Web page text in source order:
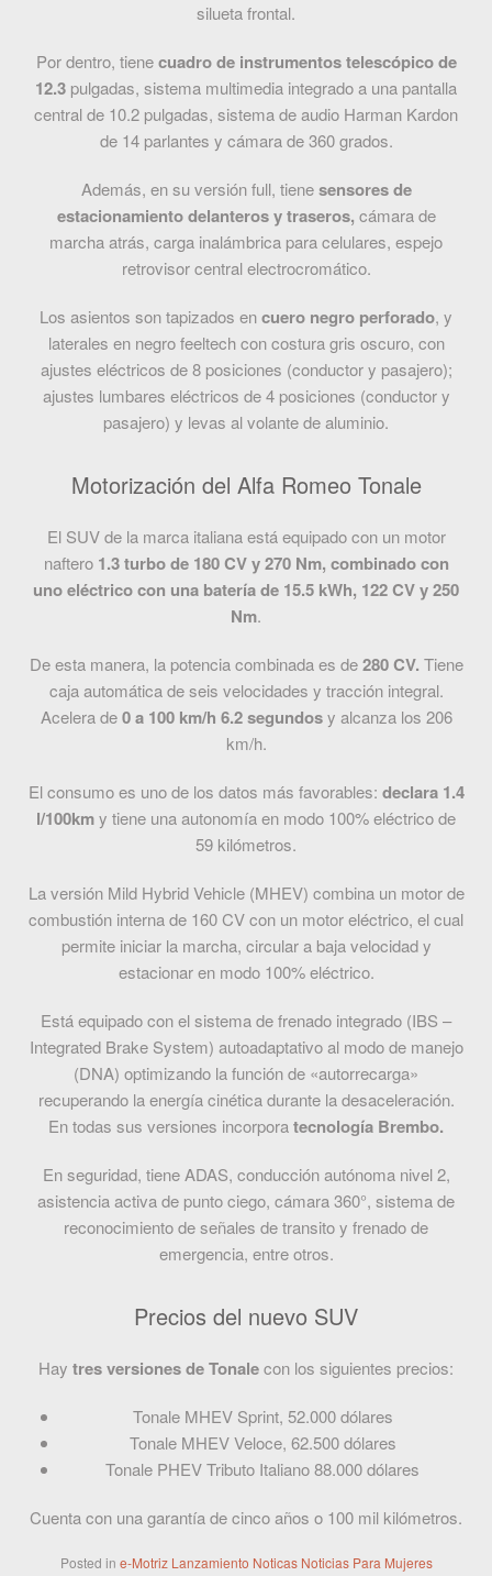
silueta frontal.
Por dentro, tienecuadro de instrumentos telescópico de
12.3 pulgadas, sistema multimedia integrado a una pantalla
central de 10.2 pulgadas, sistema de audio Harman Kardon
de 14 parlantes y cámara de 360 grados.
Además, en su versión full, tienesensores de
estacionamiento delanteros y traseros, cámara de
marcha atrás, carga inalámbrica para celulares, espejo
retrovisor central electrocromático.
Los asientos son tapizados encuero negro perforado, y
laterales en negro feeltech con costura gris oscuro, con
ajustes eléctricos de 8 posiciones (conductor y pasajero);
ajustes lumbares eléctricos de 4 posiciones (conductor y
pasajero) y levas al volante de aluminio.
Motorización del Alfa Romeo Tonale
El SUV de la marca italiana está equipado con un motor
naftero 1.3 turbo de 180 CV y 270 Nm, combinado con
uno eléctrico con una batería de 15.5 kWh, 122 CV y 250
Nm.
De esta manera, la potencia combinada es de280 CV. Tiene
caja automática de seis velocidades y tracción integral.
Acelera de0 a 100 km/h 6.2 segundosy alcanza los 206
km/h.
El consumo es uno de los datos más favorables: declara 1.4
l/100kmy tiene una autonomía en modo 100% eléctrico de
59 kilómetros.
La versión Mild Hybrid Vehicle (MHEV) combina un motor de
combustión interna de 160 CV con un motor eléctrico, el cual
permite iniciar la marcha, circular a baja velocidad y
estacionar en modo 100% eléctrico.
Está equipado con el sistema de frenado integrado (IBS –
Integrated Brake System) autoadaptativo al modo de manejo
(DNA) optimizando la función de «autorrecarga»
recuperando la energía cinética durante la desaceleración.
En todas sus versiones incorporatecnología Brembo.
En seguridad, tiene ADAS, conducción autónoma nivel 2,
asistencia activa de punto ciego, cámara 360°, sistema de
reconocimiento de señales de transito y frenado de
emergencia, entre otros.
Precios del nuevo SUV
Hay tres versiones de Tonalecon los siguientes precios:
Tonale MHEV Sprint, 52.000 dólares
Tonale MHEV Veloce, 62.500 dólares
Tonale PHEV Tributo Italiano 88.000 dólares
Cuenta con una garantía de cinco años o 100 mil kilómetros.
Posted in e-Motriz Lanzamiento Noticas Noticias Para Mujeres